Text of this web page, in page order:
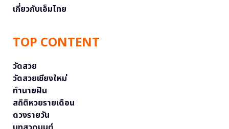
เกี่ยวกับเอ็มไทย
TOP CONTENT
วัดสวย
วัดสวยเชียงใหม่
ทำนายฝัน
สถิติหวยรายเดือน
ดวงรายวัน